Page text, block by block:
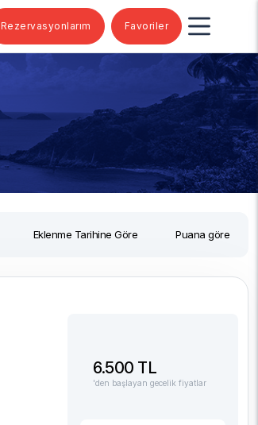
Rezervasyonlarım Favoriler
Eklenme Tarihine Göre Puana göre
6.500 TL
'den başlayan gecelik fiyatlar